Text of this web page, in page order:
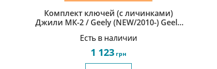
Комплект ключей (с личинками)
Джили МК-2 / Geely (NEW/2010-) Geely
Есть в наличии
1 123 грн